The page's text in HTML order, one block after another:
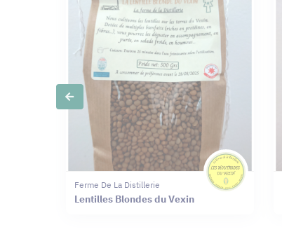
Ferme De La Distillerie
Lentilles Blondes du Vexin
Slide précédente